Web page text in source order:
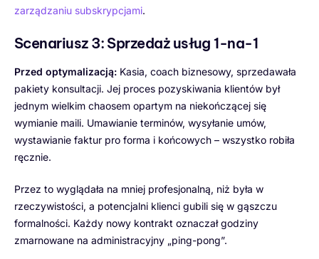
zarządzaniu subskrypcjami.
Scenariusz 3: Sprzedaż usług 1-na-1
Przed optymalizacją: Kasia, coach biznesowy, sprzedawała
pakiety konsultacji. Jej proces pozyskiwania klientów był
jednym wielkim chaosem opartym na niekończącej się
wymianie maili. Umawianie terminów, wysyłanie umów,
wystawianie faktur pro forma i końcowych – wszystko robiła
ręcznie.
Przez to wyglądała na mniej profesjonalną, niż była w
rzeczywistości, a potencjalni klienci gubili się w gąszczu
formalności. Każdy nowy kontrakt oznaczał godziny
zmarnowane na administracyjny „ping-pong”.